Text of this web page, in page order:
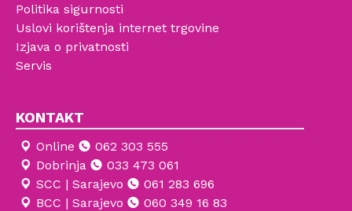
Politika sigurnosti
Uslovi korištenja internet trgovine
Izjava o privatnosti
Servis
KONTAKT
Online
062 303 555
Dobrinja
033 473 061
SCC | Sarajevo
061 283 696
BCC | Sarajevo
060 349 16 83